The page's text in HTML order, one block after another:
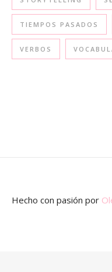
TIEMPOS PASADOS
VERBOS
Hecho con pasión por